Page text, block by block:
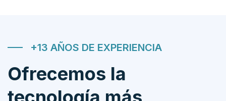
+13 AÑOS DE EXPERIENCIA
Ofrecemos la